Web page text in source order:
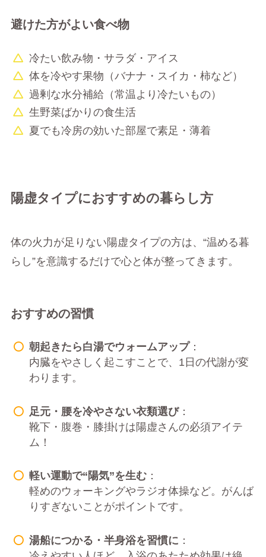
避けた方がよい食べ物
冷たい飲み物・サラダ・アイス
体を冷やす果物（バナナ・スイカ・柿など）
過剰な水分補給（常温より冷たいもの）
生野菜ばかりの食生活
夏でも冷房の効いた部屋で素足・薄着
陽虚タイプにおすすめの暮らし方
体の火力が足りない陽虚タイプの方は、“温める暮
らし”を意識するだけで心と体が整ってきます。
おすすめの習慣
朝起きたら白湯でウォームアップ：
内臓をやさしく起こすことで、1日の代謝が変
わります。
足元・腰を冷やさない衣類選び：
靴下・腹巻・膝掛けは陽虚さんの必須アイテ
ム！
軽い運動で“陽気”を生む ：
軽めのウォーキングやラジオ体操など。がんば
りすぎないことがポイントです。
湯船につかる・半身浴を習慣に ：